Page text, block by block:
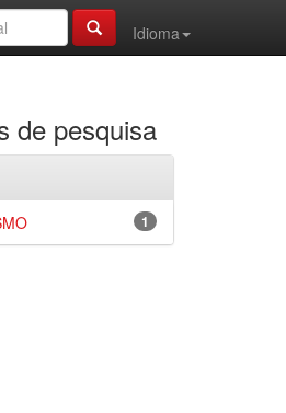
Idioma
de pesquisa
1